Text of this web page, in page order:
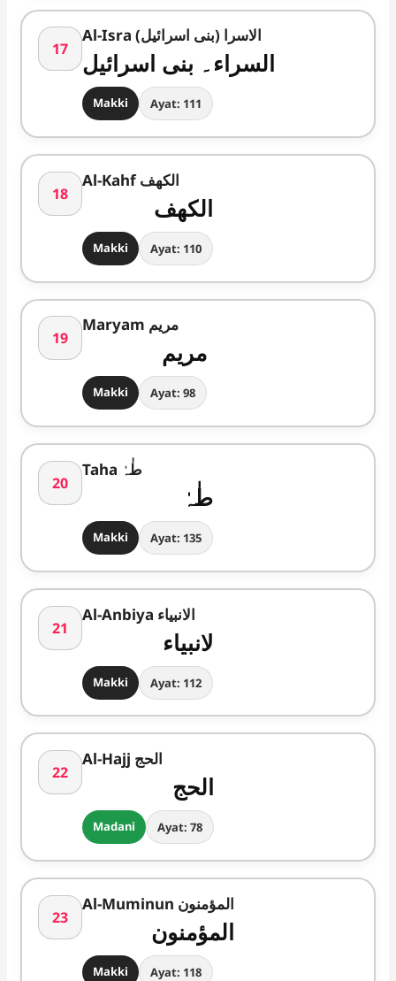
17
Al-Isra الاسرا (بنی اسرائیل)
السراء۔ بنی اسرائیل
Makki Ayat: 111
18
Al-Kahf الکھف
الکھف
Makki Ayat: 110
19
Maryam مریم
مریم
Makki Ayat: 98
20
Taha طٰہٰ
طٰہٰ
Makki Ayat: 135
21
Al-Anbiya الانبیاء
لانبیاء
Makki Ayat: 112
22
Al-Hajj الحج
الحج
Madani Ayat: 78
23
Al-Muminun المؤمنون
المؤمنون
Makki Ayat: 118